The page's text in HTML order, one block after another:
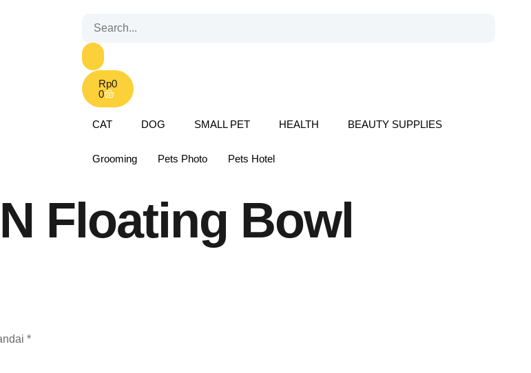
Rp0
0
CAT DOG SMALL PET HEALTH BEAUTY SUPPLIES
Grooming Pets Photo Pets Hotel
Floating Bowl
*